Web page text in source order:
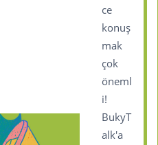
ce
konuş
mak
çok
öneml
i!
BukyT
alk'a